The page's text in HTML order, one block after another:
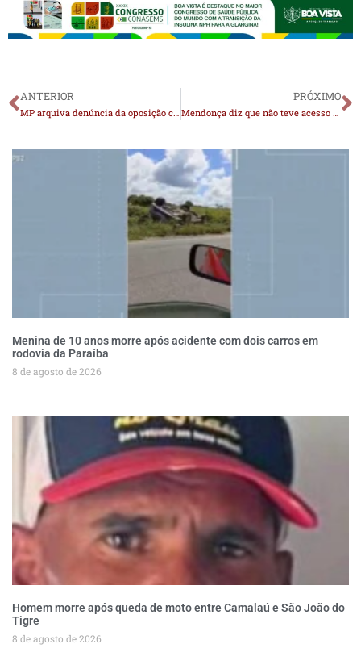
ANTERIOR
MP arquiva denúncia da oposição contra prefeito de São João do Tigre por suposto enriquecimento ilícito
PRÓXIMO
Mendonça diz que não teve acesso à proposta de delação de Vorcaro
Menina de 10 anos morre após acidente com dois carros em
rodovia da Paraíba
8 de agosto de 2026
Homem morre após queda de moto entre Camalaú e São João do
Tigre
8 de agosto de 2026